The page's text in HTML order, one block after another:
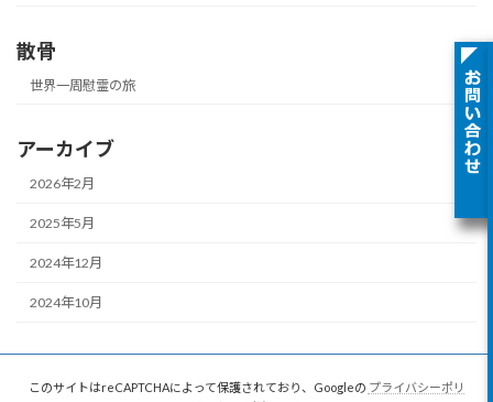
散骨
世界一周慰霊の旅
アーカイブ
2026年2月
2025年5月
2024年12月
2024年10月
このサイトはreCAPTCHAによって保護されており、Googleの プライバシーポリ